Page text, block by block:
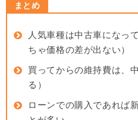
まとめ
人気車種は中古車になっ
ちゃ価格の差が出ない）
買ってからの維持費は、
る）
ローンでの購入であれば